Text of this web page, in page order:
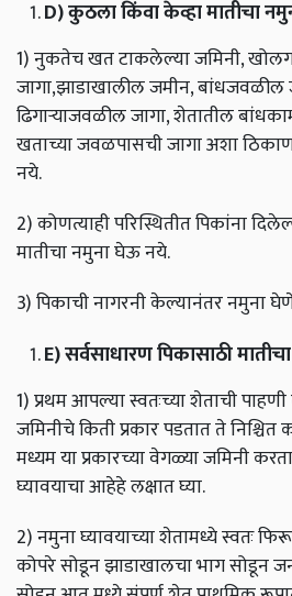
D)कुठलाकिंवाकेव्हामातीचा
1) नुकतेच खत टाकलेल्या जमिनी,
जागा,झाडाखालील जमीन, बांधजवळील
ढिगार्‍याजवळील जागा, शेतातील
खताच्या जवळपासची जागा अशा
नये.
2) कोणत्याही परिस्थितीत पिकांना
मातीचा नमुना घेऊ नये.
3) पिकाची नागरनी केल्यानंतर नमुना
E)सर्वसाधारणपिकासाठीमातीचा
1) प्रथम आपल्या स्वतःच्या शेताची
जमिनीचे किती प्रकार पडतात ते निश्चित
मध्यम या प्रकारच्या वेगळ्या जमिनी
घ्यावयाचा आहेहे लक्षात घ्या.
2) नमुना घ्यावयाच्या शेतामध्ये स्वतः
कोपरे सोडून झाडाखालचा भाग सोडून